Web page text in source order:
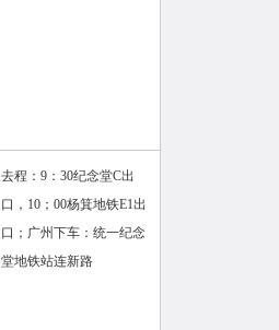
去程：9：30纪念堂C出
口，10；00杨箕地铁E1出
口；广州下车：统一纪念
堂地铁站连新路